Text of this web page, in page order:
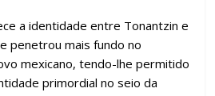
a identidade entre Tonantzin e
penetrou mais fundo no
mexicano, tendo-lhe permitido
primordial no seio da